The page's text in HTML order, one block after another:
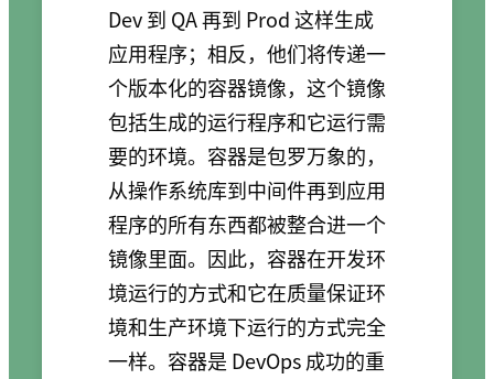
Dev 到 QA 再到 Prod 这样生成
应用程序；相反，他们将传递一
个版本化的容器镜像，这个镜像
包括生成的运行程序和它运行需
要的环境。容器是包罗万象的，
从操作系统库到中间件再到应用
程序的所有东西都被整合进一个
镜像里面。因此，容器在开发环
境运行的方式和它在质量保证环
境和生产环境下运行的方式完全
一样。容器是 DevOps 成功的重